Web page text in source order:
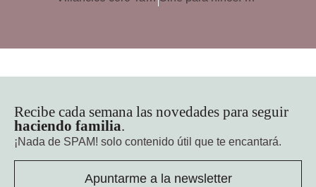
Recibe cada semana las novedades para seguir
haciendo familia.
¡Nada de SPAM! solo contenido útil que te encantará.
Apuntarme a la newsletter